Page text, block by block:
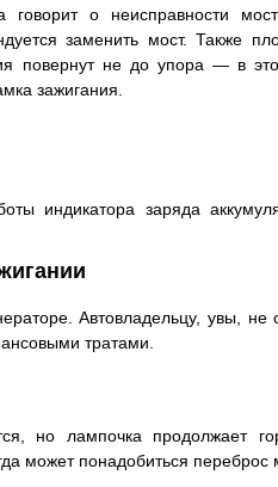
говорит о неисправности
заменить мост. Также
повернут не до упора — в
зажигания.
индикатора заряда
Автовладельцу, увы,
тратами.
но лампочка продолжает
может понадобиться переброс